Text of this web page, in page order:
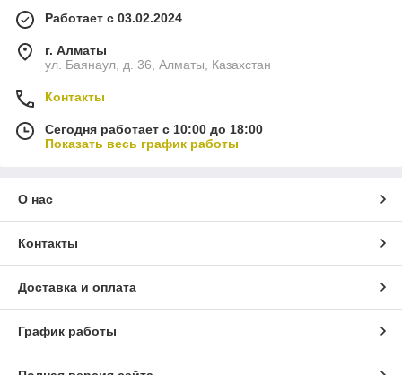
Работает с 03.02.2024
г. Алматы
ул. Баянаул, д. 36, Алматы, Казахстан
Контакты
Сегодня работает с 10:00 до 18:00
Показать весь график работы
О нас
Контакты
Доставка и оплата
График работы